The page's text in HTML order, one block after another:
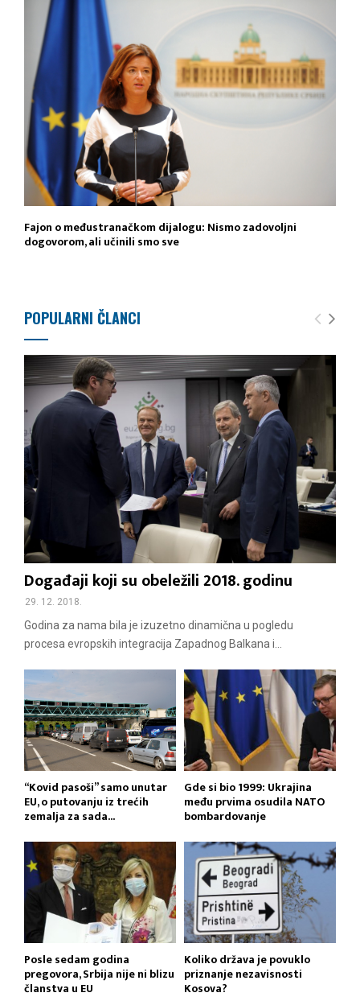
Fajon o međustranačkom dijalogu: Nismo zadovoljni
dogovorom, ali učinili smo sve
POPULARNI ČLANCI
Događaji koji su obeležili 2018. godinu
29. 12. 2018.
Godina za nama bila je izuzetno dinamična u pogledu
procesa evropskih integracija Zapadnog Balkana i...
“Kovid pasoši” samo unutar
EU, o putovanju iz trećih
zemalja za sada...
Gde si bio 1999: Ukrajina
među prvima osudila NATO
bombardovanje
Posle sedam godina
pregovora, Srbija nije ni blizu
članstva u EU
Koliko država je povuklo
priznanje nezavisnosti
Kosova?